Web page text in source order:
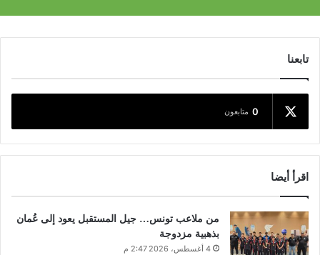
تابعنا
0 متابعون
اقرأ أيضا
من ملاعب تونس… جيل المستقبل يعود إلى عُمان
بذهبية مزدوجة
4 أغسطس، 2026 2:47 م